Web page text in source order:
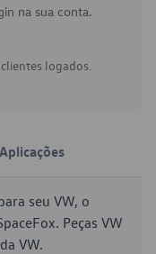
na sua conta.
logados.
Aplicações
seu VW, o
Peças VW
VW.